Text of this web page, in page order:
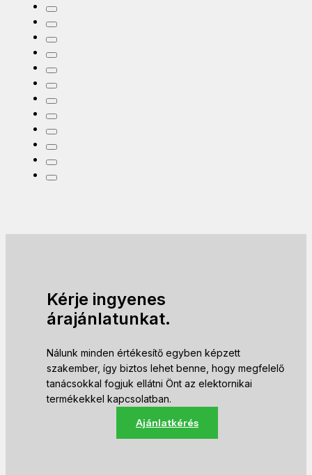
Kérje ingyenes
árajánlatunkat.
Nálunk minden értékesítő egyben képzett
szakember, így biztos lehet benne, hogy megfelelő
tanácsokkal fogjuk ellátni Önt az elektornikai
termékekkel kapcsolatban.
Ajánlatkérés